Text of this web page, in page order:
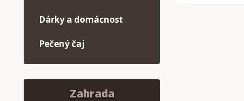
Dárky a domácnost
Pečený čaj
Zahrada